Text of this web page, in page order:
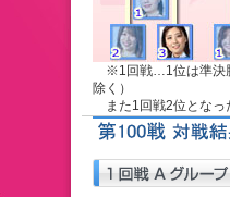
※1回戦…1位は準決
除く）
また1回戦2位とな